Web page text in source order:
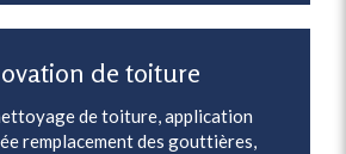
de toiture
de toiture, application
remplacement des gouttières,